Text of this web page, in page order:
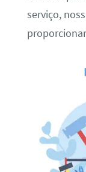
serviço,